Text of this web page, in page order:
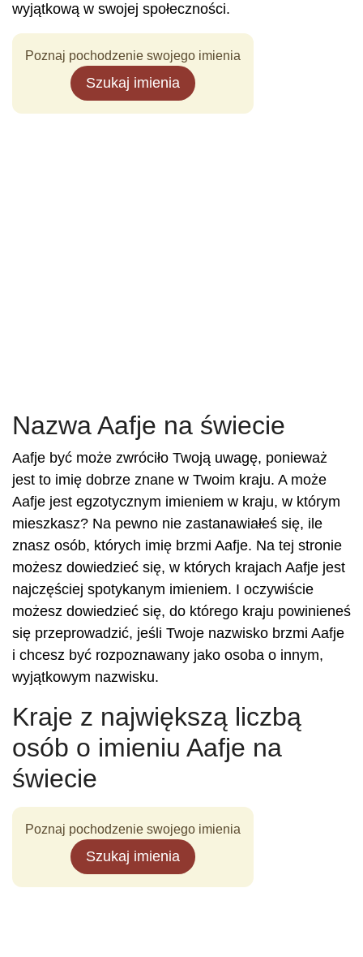
wyjątkową w swojej społeczności.
Poznaj pochodzenie swojego imienia
Szukaj imienia
Nazwa Aafje na świecie
Aafje być może zwróciło Twoją uwagę, ponieważ
jest to imię dobrze znane w Twoim kraju. A może
Aafje jest egzotycznym imieniem w kraju, w którym
mieszkasz? Na pewno nie zastanawiałeś się, ile
znasz osób, których imię brzmi Aafje. Na tej stronie
możesz dowiedzieć się, w których krajach Aafje jest
najczęściej spotykanym imieniem. I oczywiście
możesz dowiedzieć się, do którego kraju powinieneś
się przeprowadzić, jeśli Twoje nazwisko brzmi Aafje
i chcesz być rozpoznawany jako osoba o innym,
wyjątkowym nazwisku.
Kraje z największą liczbą
osób o imieniu Aafje na
świecie
Poznaj pochodzenie swojego imienia
Szukaj imienia